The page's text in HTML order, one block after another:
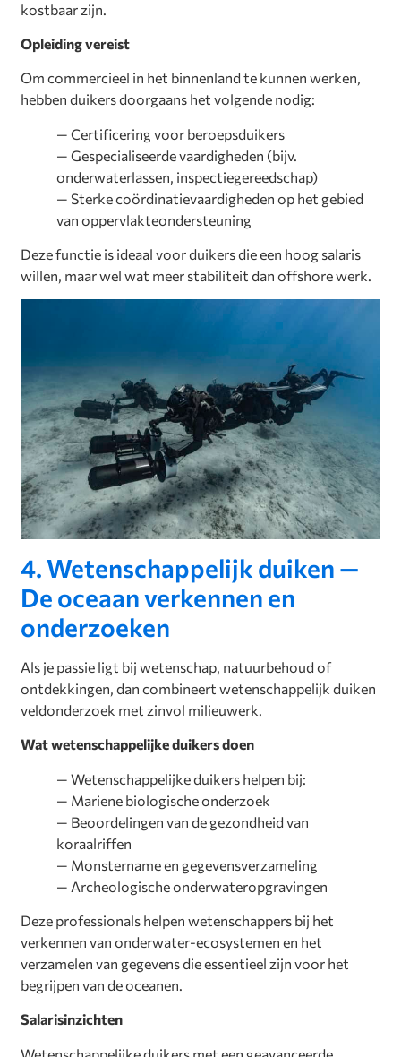
kostbaar zijn.
Opleiding vereist
Om commercieel in het binnenland te kunnen werken,
hebben duikers doorgaans het volgende nodig:
— Certificering voor beroepsduikers
— Gespecialiseerde vaardigheden (bijv.
onderwaterlassen, inspectiegereedschap)
— Sterke coördinatievaardigheden op het gebied
van oppervlakteondersteuning
Deze functie is ideaal voor duikers die een hoog salaris
willen, maar wel wat meer stabiliteit dan offshore werk.
4. Wetenschappelijk duiken —
De oceaan verkennen en
onderzoeken
Als je passie ligt bij wetenschap, natuurbehoud of
ontdekkingen, dan combineert wetenschappelijk duiken
veldonderzoek met zinvol milieuwerk.
Wat wetenschappelijke duikers doen
— Wetenschappelijke duikers helpen bij:
— Mariene biologische onderzoek
— Beoordelingen van de gezondheid van
koraalriffen
— Monstername en gegevensverzameling
— Archeologische onderwateropgravingen
Deze professionals helpen wetenschappers bij het
verkennen van onderwater-ecosystemen en het
verzamelen van gegevens die essentieel zijn voor het
begrijpen van de oceanen.
Salarisinzichten